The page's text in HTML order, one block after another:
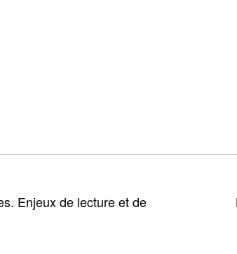
Enjeux de lecture et de